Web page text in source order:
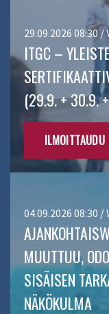
29.09.2026 08:30
ITGC –
(29.9. + 30.9.
ILMOITTAUDU
04.09.2026 08:30
MUUTTUU,
SISÄISEN
NÄKÖKULMA